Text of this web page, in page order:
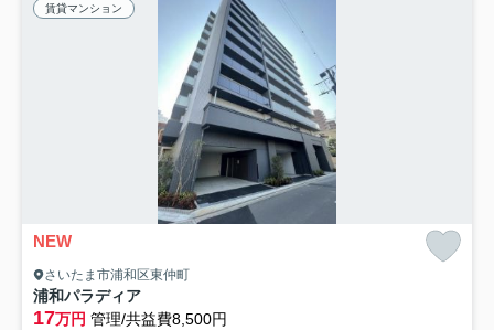
賃貸マンション
NEW
さいたま市浦和区東仲町
浦和パラディア
17万円 管理/共益費8,500円